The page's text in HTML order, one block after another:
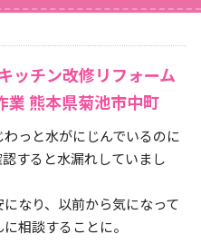
ッチン改修リフォーム
業 熊本県菊池市中町
っと水がにじんでいるのに
すると水漏れしていまし
なり、以前から気になって
相談することに。